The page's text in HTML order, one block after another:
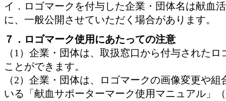
イ．ロゴマークを付与した企業・団体名は献血
に、一般公開させていただく場合があります。
７．ロゴマーク使用にあたっての注意
（1）企業・団体は、取扱窓口から付与された
ことができます。
（2）企業・団体は、ロゴマークの画像変更や
いる「献血サポーターマーク使用マニュアル」